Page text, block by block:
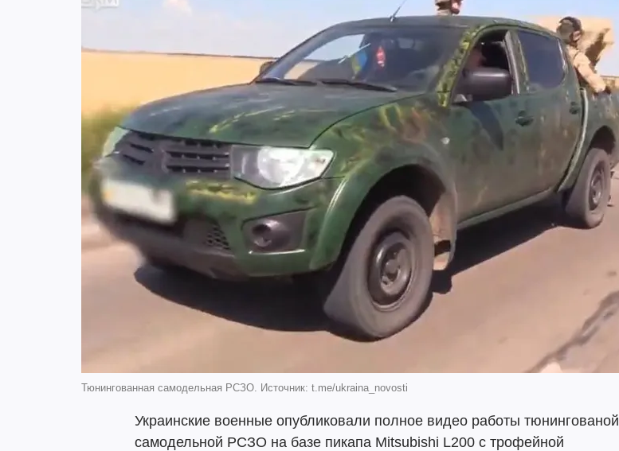
Тюнингованная самодельная РСЗО. Источник: t.me/ukraina_novosti
Украинские военные опубликовали полное видео работы тюнингованой
самодельной РСЗО на базе пикапа Mitsubishi L200 с трофейной